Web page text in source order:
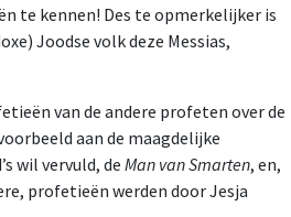
te kennen! Des te opmerkelijker is
Joodse volk deze Messias,
van de andere profeten over de
aan de maagdelijke
wil vervuld, de Man van Smarten, en,
profetieën werden door Jesja